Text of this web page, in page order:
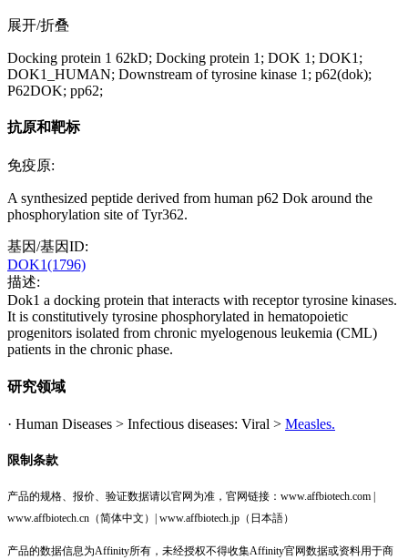
展开/折叠
Docking protein 1 62kD; Docking protein 1; DOK 1; DOK1;
DOK1_HUMAN; Downstream of tyrosine kinase 1; p62(dok);
P62DOK; pp62;
抗原和靶标
免疫原:
A synthesized peptide derived from human p62 Dok around the
phosphorylation site of Tyr362.
基因/基因ID:
DOK1(1796)
描述:
Dok1 a docking protein that interacts with receptor tyrosine kinases.
It is constitutively tyrosine phosphorylated in hematopoietic
progenitors isolated from chronic myelogenous leukemia (CML)
patients in the chronic phase.
研究领域
· Human Diseases > Infectious diseases: Viral > Measles.
限制条款
产品的规格、报价、验证数据请以官网为准，官网链接：www.affbiotech.com |
www.affbiotech.cn（简体中文）| www.affbiotech.jp（日本語）
产品的数据信息为Affinity所有，未经授权不得收集Affinity官网数据或资料用于商